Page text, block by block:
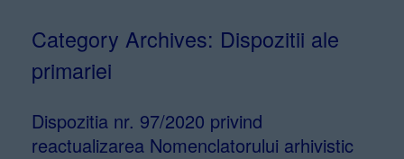
Category Archives: Dispozitii ale
primariei
Dispozitia nr. 97/2020 privind
reactualizarea Nomenclatorului arhivistic